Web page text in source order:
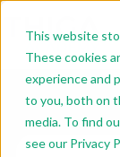
This website
These cookies
experience and
to you, both on
media. To find
see our Privacy